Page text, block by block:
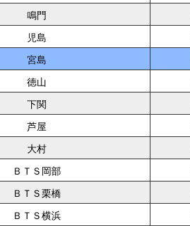
鳴門
児島
宮島
徳山
下関
芦屋
大村
ＢＴＳ岡部
ＢＴＳ栗橋
ＢＴＳ横浜